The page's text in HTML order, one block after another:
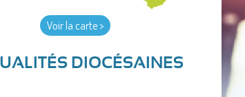
Voir la carte >
DIOCÉSAINES